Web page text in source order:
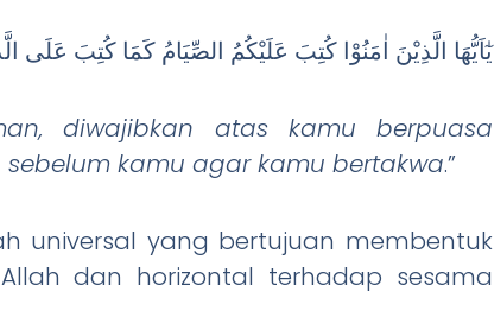
يٰٓاَيُّهَا الَّذِيْنَ اٰمَنُوْا كُتِبَ عَلَيْكُمُ الصِّيَامُ كَمَا كُتِبَ عَلَى
diwajibkan atas kamu berpuasa
kamu agar kamu bertakwa.”
universal yang bertujuan membentuk
dan horizontal terhadap sesama